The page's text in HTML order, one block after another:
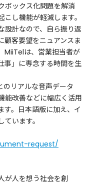
ボックス化問題を解消
し機能が軽減します。
設計なので、自ら振り返
顧客要望をニュアンスま
MiiTelは、営業担当者が
事」に専念する時間を生
リアルな音声データ
能改善などに幅広く活用
す。日本語版に加え、イ
います。
request/
が人を想う社会を創